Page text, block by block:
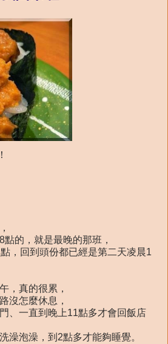
的，就是最晚的那班，
，回到頭份都已經是第二天凌晨1
，真的很累，
沒怎麼休息，
、一直到晚上11點多才會回飯店
澡泡澡，到2點多才能夠睡覺。